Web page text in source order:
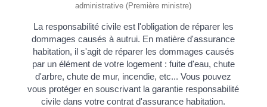
administrative (Première ministre)
La responsabilité civile est l'obligation de réparer les
dommages causés à autrui. En matière d'assurance
habitation, il s'agit de réparer les dommages causés
par un élément de votre logement : fuite d'eau, chute
d'arbre, chute de mur, incendie, etc... Vous pouvez
vous protéger en souscrivant la garantie responsabilité
civile dans votre contrat d'assurance habitation.